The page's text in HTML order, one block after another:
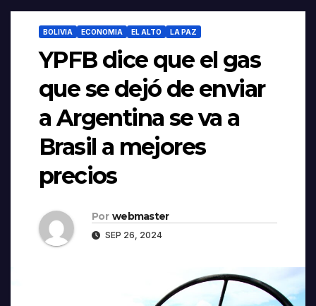
BOLIVIA ECONOMIA EL ALTO LA PAZ
YPFB dice que el gas
que se dejó de enviar
a Argentina se va a
Brasil a mejores
precios
Por webmaster
SEP 26, 2024